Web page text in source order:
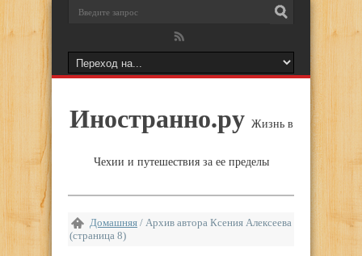
Иностранно.ру Жизнь в
Чехии и путешествия за ее пределы
Домашняя / Архив автора Ксения Алексеева
(страница 8)